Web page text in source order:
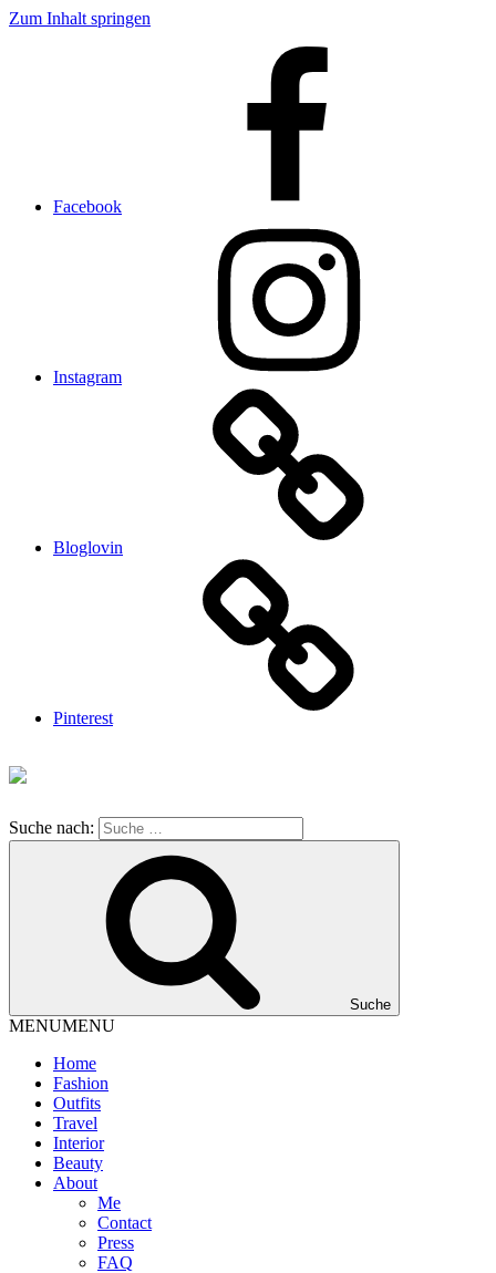
Zum Inhalt springen
Facebook
Instagram
Bloglovin
Pinterest
Suche nach:
Suche
MENUMENU
Home
Fashion
Outfits
Travel
Interior
Beauty
About
Me
Contact
Press
FAQ